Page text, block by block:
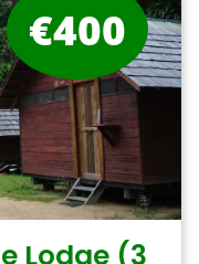
Lodge (3
€400